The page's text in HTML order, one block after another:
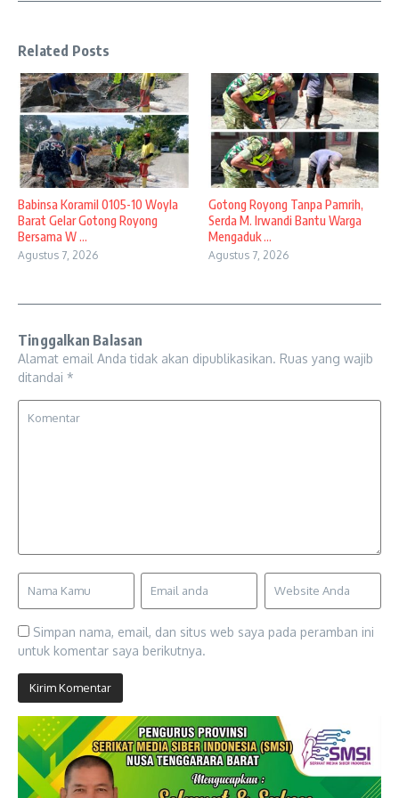
Related Posts
Babinsa Koramil 0105-10 Woyla
Barat Gelar Gotong Royong
Bersama W ...
Agustus 7, 2026
Gotong Royong Tanpa Pamrih,
Serda M. Irwandi Bantu Warga
Mengaduk ...
Agustus 7, 2026
Tinggalkan Balasan
Alamat email Anda tidak akan dipublikasikan. Ruas yang wajib
ditandai *
Simpan nama, email, dan situs web saya pada peramban ini
untuk komentar saya berikutnya.